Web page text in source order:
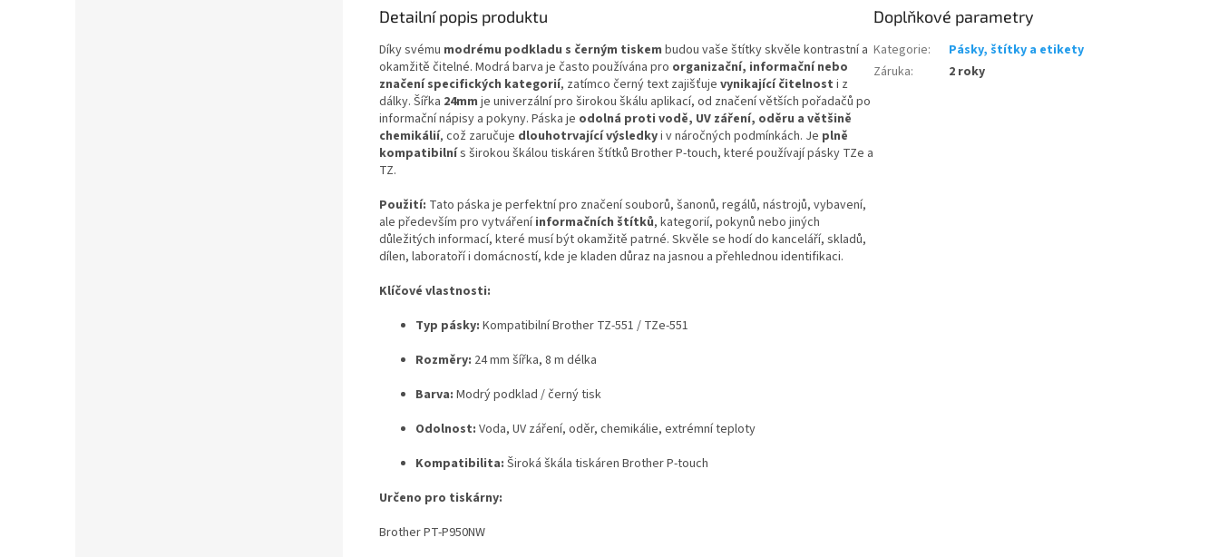
Detailní popis produktu
Díky svému modrému podkladu s černým tiskem budou vaše štítky skvěle kontrastní a
okamžitě čitelné. Modrá barva je často používána pro organizační, informační nebo
značení specifických kategorií, zatímco černý text zajišťuje vynikající čitelnost i z
dálky. Šířka 24mm je univerzální pro širokou škálu aplikací, od značení větších pořadačů po
informační nápisy a pokyny. Páska je odolná proti vodě, UV záření, oděru a většině
chemikálií, což zaručuje dlouhotrvající výsledkyi v náročných podmínkách. Je plně
kompatibilnís širokou škálou tiskáren štítků Brother P-touch, které používají pásky TZe a
TZ.
Použití: Tato páska je perfektní pro značení souborů, šanonů, regálů, nástrojů, vybavení,
ale především pro vytvářeníinformačních štítků, kategorií, pokynů nebo jiných
důležitých informací, které musí být okamžitě patrné. Skvěle se hodí do kanceláří, skladů,
dílen, laboratoří i domácností, kde je kladen důraz na jasnou a přehlednou identifikaci.
Klíčové vlastnosti:
Typ pásky: Kompatibilní Brother TZ-551 / TZe-551
Rozměry: 24 mm šířka, 8 m délka
Barva: Modrý podklad / černý tisk
Odolnost: Voda, UV záření, oděr, chemikálie, extrémní teploty
Kompatibilita: Široká škála tiskáren Brother P-touch
Určeno pro tiskárny:
Brother PT-P950NW
Doplňkové parametry
Kategorie:
Pásky, štítky a etikety
Záruka: 2 roky